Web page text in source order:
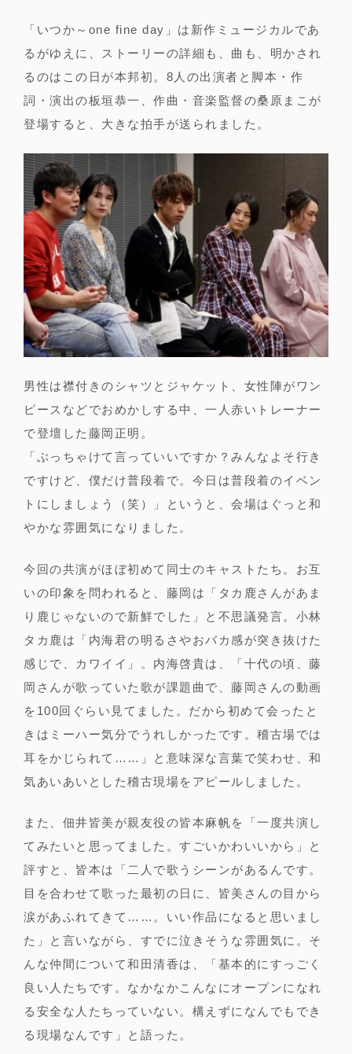
「いつか～one fine day」は新作ミュージカルであ
るがゆえに、ストーリーの詳細も、曲も、明かされ
るのはこの日が本邦初。8人の出演者と脚本・作
詞・演出の板垣恭一、作曲・音楽監督の桑原まこが
登場すると、大きな拍手が送られました。
男性は襟付きのシャツとジャケット、女性陣がワン
ピースなどでおめかしする中、一人赤いトレーナー
で登壇した藤岡正明。
「ぶっちゃけて言っていいですか？みんなよそ行き
ですけど、僕だけ普段着で。今日は普段着のイベン
トにしましょう（笑）」というと、会場はぐっと和
やかな雰囲気になりました。
今回の共演がほぼ初めて同士のキャストたち。お互
いの印象を問われると、藤岡は「タカ鹿さんがあま
り鹿じゃないので新鮮でした」と不思議発言。小林
タカ鹿は「内海君の明るさやおバカ感が突き抜けた
感じで、カワイイ」。内海啓貴は、「十代の頃、藤
岡さんが歌っていた歌が課題曲で、藤岡さんの動画
を100回ぐらい見てました。だから初めて会ったと
きはミーハー気分でうれしかったです。稽古場では
耳をかじられて……」と意味深な言葉で笑わせ、和
気あいあいとした稽古現場をアピールしました。
また、佃井皆美が親友役の皆本麻帆を「一度共演し
てみたいと思ってました。すごいかわいいから」と
評すと、皆本は「二人で歌うシーンがあるんです。
目を合わせて歌った最初の日に、皆美さんの目から
涙があふれてきて……。いい作品になると思いまし
た」と言いながら、すでに泣きそうな雰囲気に。そ
んな仲間について和田清香は、「基本的にすっごく
良い人たちです。なかなかこんなにオープンになれ
る安全な人たちっていない。構えずになんでもでき
る現場なんです」と語った。